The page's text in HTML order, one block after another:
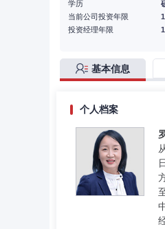
学历
当前公司投资年限
投资经理年限
基本信息
个人档案